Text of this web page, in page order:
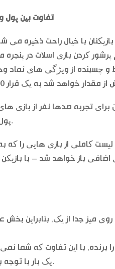
تفاوت بین پول
با خیال راحت ذخیره
کردن بازی اسلات در پنجره
پیشنهادات 50 پرداخت خطوط و چسبنده از
تجربه صدها نفر از بازی
پول خود را به بازی, کلاسیک 3 حلقه.
لیست کاملی از بازی هایی را
باز خواهد شد – با بازیکن
میز جدا از یک, بنابراین
برنده, با این تفاوت که شما
یک بار با توجه به مقدار محدود از فضای را ببینید.